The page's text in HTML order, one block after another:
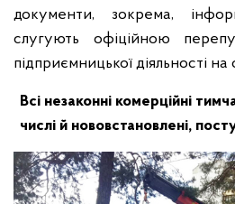
документи, зокрема,
слугують офіційною
підприємницької діяльності
Всі незаконні комерційні
числі й нововстановлені,